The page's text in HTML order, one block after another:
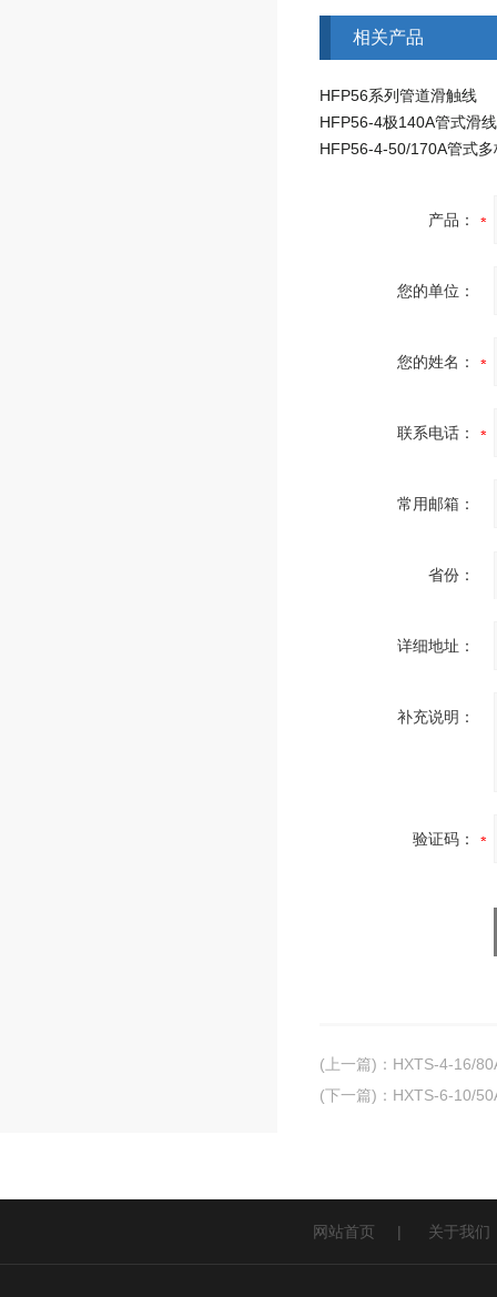
相关产品
HFP56系列管道滑触线
产品：
您的单位：
您的姓名：
联系电话：
常用邮箱：
省份：
详细地址：
补充说明：
验证码：
(上一篇) ： HXTS-4-16/
(下一篇) ： HXTS-6-10/
网站首页 | 关于我们